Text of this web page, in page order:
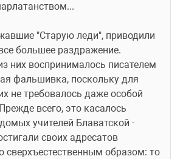
"Старую леди", приводили
большее раздражение.
них воспринималось писателем
фальшивка, поскольку для
не требовалось даже особой
всего, это касалось
учителей Блаватской -
своих адресатов
сверхъестественным образом: то